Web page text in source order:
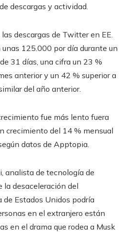
descargas y actividad.
descargas de Twitter en EE.
unas 125.000 por día durante un
31 días, una cifra un 23 %
anterior y un 42 % superior a
del año anterior.
fue más lento fuera
crecimiento del 14 % mensual
datos de Apptopia.
analista de tecnología de
la desaceleración del
de Estados Unidos podría
en el extranjero están
en el drama que rodea a Musk